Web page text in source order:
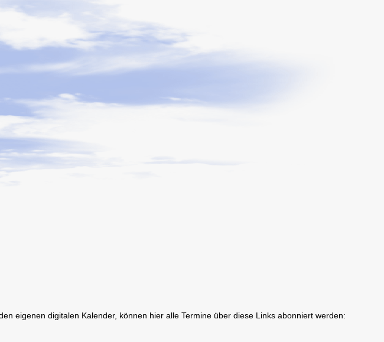
eigenen digitalen Kalender, können hier alle Termine über diese Links abonniert werden: